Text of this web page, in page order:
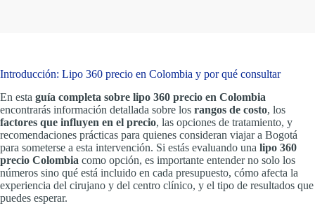
Introducción: Lipo 360 precio en Colombia y por qué consultar
En esta guía completa sobre lipo 360 precio en Colombia
encontrarás información detallada sobre los rangos de costo, los
factores que influyen en el precio, las opciones de tratamiento, y
recomendaciones prácticas para quienes consideran viajar a Bogotá
para someterse a esta intervención. Si estás evaluando una lipo 360
precio Colombia como opción, es importante entender no solo los
números sino qué está incluido en cada presupuesto, cómo afecta la
experiencia del cirujano y del centro clínico, y el tipo de resultados que
puedes esperar.